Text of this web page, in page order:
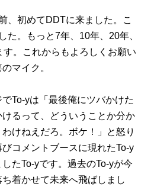
、初めてDDTに来ました。こ
た。もっと7年、10年、20年、
。これからもよろしくお願い
マイク。
To-yは「最後俺にツバかけた
るって、どういうことか分か
けねえだろ。ボケ！」と怒り
コメントブースに現れたTo-y
たTo-yです。過去のTo-yが今
着かせて未来へ飛ばしまし